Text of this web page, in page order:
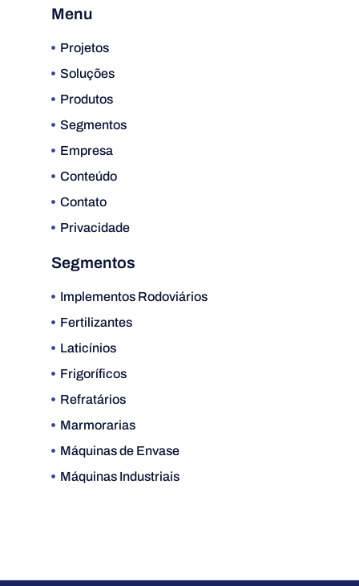
Menu
Projetos
Soluções
Produtos
Segmentos
Empresa
Conteúdo
Contato
Privacidade
Segmentos
Implementos Rodoviários
Fertilizantes
Laticínios
Frigoríficos
Refratários
Marmorarias
Máquinas de Envase
Máquinas Industriais